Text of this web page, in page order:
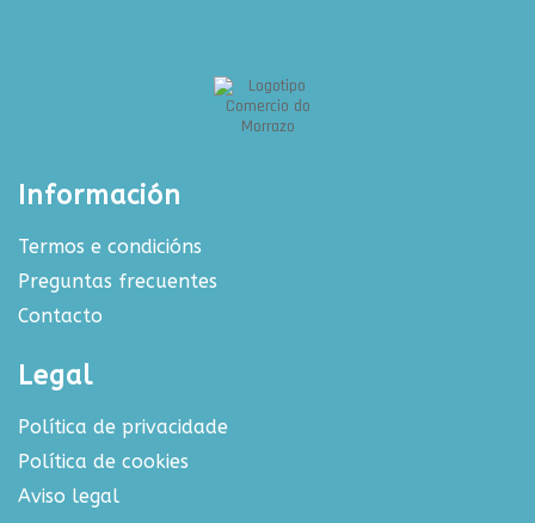
Información
Termos e condicións
Preguntas frecuentes
Contacto
Legal
Política de privacidade
Política de cookies
Aviso legal